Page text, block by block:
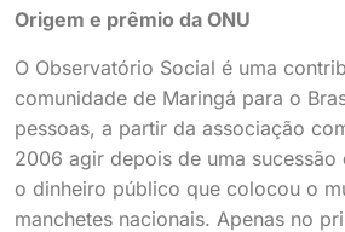
Origem e prêmio da ONU
O Observatório Social é uma
comunidade de Maringá para o
pessoas, a partir da associação
2006 agir depois de uma sucessão
o dinheiro público que colocou o
manchetes nacionais. Apenas no